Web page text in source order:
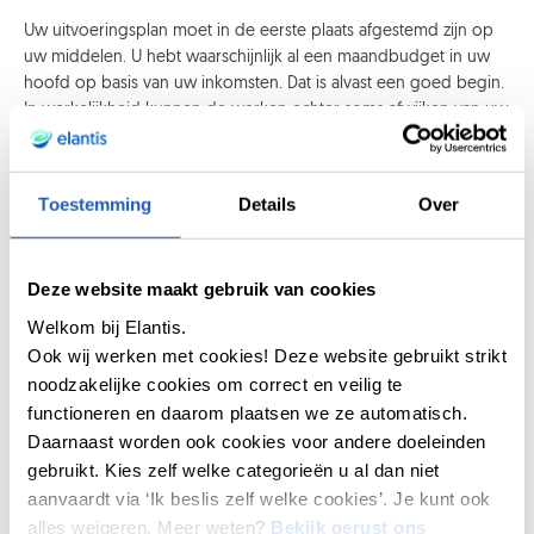
Toestemming Details Over
Deze website maakt gebruik van cookies
Welkom bij Elantis.
Ook wij werken met cookies! Deze website gebruikt strikt
noodzakelijke cookies om correct en veilig te
functioneren en daarom plaatsen we ze automatisch.
Daarnaast worden ook cookies voor andere doeleinden
gebruikt. Kies zelf welke categorieën u al dan niet
aanvaardt via ‘Ik beslis zelf welke cookies’. Je kunt ook
alles weigeren. Meer weten? Bekijk gerust ons
Uw uitvoeringsplan moet in de eerste plaats afgestemd zijn op
uw middelen. U hebt waarschijnlijk al een maandbudget in uw
hoofd op basis van uw inkomsten. Dat is alvast een goed begin.
In werkelijkheid kunnen de werken echter soms afwijken van uw
oorspronkelijke verwachtingen. U moet vooraf altijd rekening
van leverancier extra kosten meebrengen. Het kan ook een
impact hebben op de termijnen, wat voor onnodige stress zorgt
activiteiten. Hoeveel moet u maandelijks opzijzetten om buiten
de werken comfortabel te kunnen leven? Bereid u voor op
iedere gebeurtenis die uw budget kan doen ontsporen. Door
onverwachte financiële tegenslagen in te calculeren, hebt u een
duidelijk beeld van uw prioriteiten en komt u niet voor nare
verrassingen te staan.
U kunt natuurlijk een renovatieleningaanvragen als steuntje,